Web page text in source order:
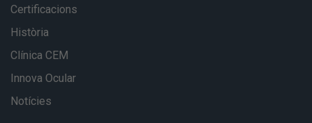
Certificacions
Història
Clínica CEM
Innova Ocular
Notícies